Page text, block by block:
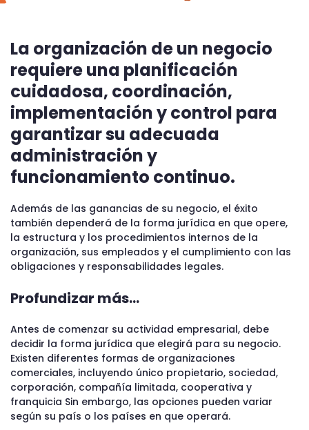
La organización de un negocio
requiere una planificación
cuidadosa, coordinación,
implementación y control para
garantizar su adecuada
administración y
funcionamiento continuo.
Además de las ganancias de su negocio, el éxito
también dependerá de la forma jurídica en que opere,
la estructura y los procedimientos internos de la
organización, sus empleados y el cumplimiento con las
obligaciones y responsabilidades legales.
Profundizar más…
Antes de comenzar su actividad empresarial, debe
decidir la forma jurídica que elegirá para su negocio.
Existen diferentes formas de organizaciones
comerciales, incluyendo único propietario, sociedad,
corporación, compañía limitada, cooperativa y
franquicia Sin embargo, las opciones pueden variar
según su país o los países en que operará.